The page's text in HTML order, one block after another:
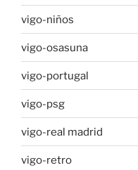
vigo-niños
vigo-osasuna
vigo-portugal
vigo-psg
vigo-real madrid
vigo-retro